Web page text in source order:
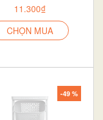
11.300₫
CHỌN MUA
-49 %